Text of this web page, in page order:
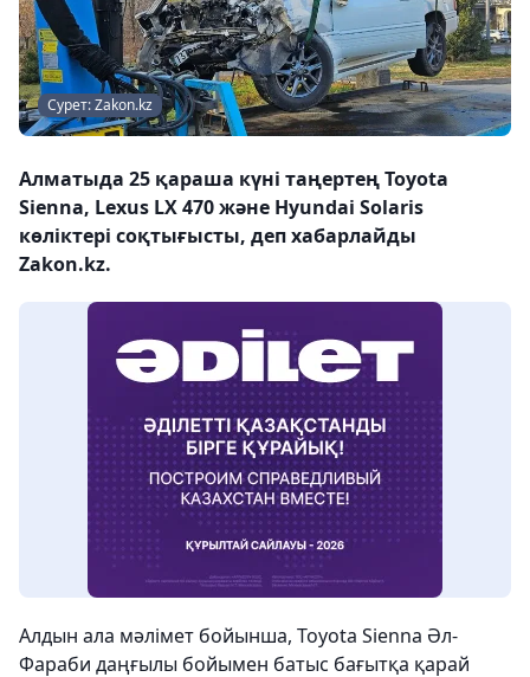
Сурет: Zakon.kz
Алматыда 25 қараша күні таңертең Toyota
Sienna, Lexus LX 470 және Hyundai Solaris
көліктері соқтығысты, деп хабарлайды
Zakon.kz.
Алдын ала мәлімет бойынша, Toyota Sienna Әл-
Фараби даңғылы бойымен батыс бағытқа қарай